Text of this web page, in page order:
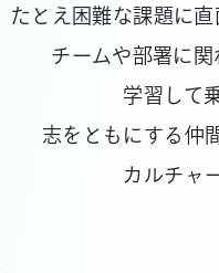
たとえ困難な課題に直
チームや部署に関
学習して
志をともにする仲
カルチャ